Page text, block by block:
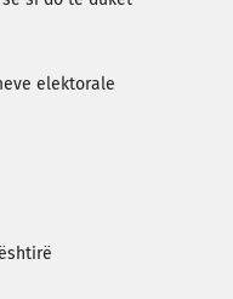
elektorale